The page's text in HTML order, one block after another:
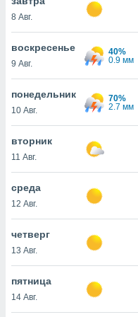
действия
на веб-
основе.
нашей
cookie
в
ВЫ
8 Авг.
воскресенье
9 Авг.
40%
0.9 мм
понедельник
10 Авг.
70%
2.7 мм
вторник
11 Авг.
среда
12 Авг.
четверг
13 Авг.
пятница
14 Авг.